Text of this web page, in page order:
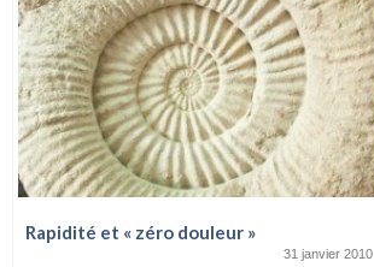
Rapidité et « zéro douleur »
31 janvier 2010